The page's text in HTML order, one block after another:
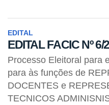
EDITAL
EDITAL FACIC Nº 6/
Processo Eleitoral para
para às funções de
DOCENTES e
TECNICOS